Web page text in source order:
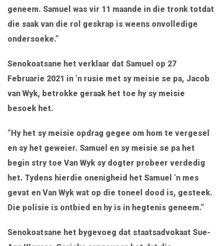
geneem. Samuel was vir 11 maande in die tronk totdat
die saak van die rol geskrap is weens onvolledige
ondersoeke.”
Senokoatsane het verklaar dat Samuel op 27
Februarie 2021 in ‘n rusie met sy meisie se pa, Jacob
van Wyk, betrokke geraak het toe hy sy meisie
besoek het.
“Hy het sy meisie opdrag gegee om hom te vergesel
en sy het geweier. Samuel en sy meisie se pa het
begin stry toe Van Wyk sy dogter probeer verdedig
het. Tydens hierdie onenigheid het Samuel ‘n mes
gevat en Van Wyk wat op die toneel dood is, gesteek.
Die polisie is ontbied en hy is in hegtenis geneem.”
Senokoatsane het bygevoeg dat staatsadvokaat Sue-